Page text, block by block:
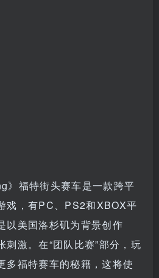
》福特街头赛车是一款跨平
戏，有PC、PS2和XBOX平
以美国洛杉矶为背景创作
刺激。在“团队比赛”部分，玩
多福特赛车的秘籍，这将使